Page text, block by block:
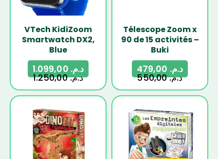
VTech KidiZoom
Smartwatch DX2,
Blue
د.م.1.250,00
د.م.
Télescope Zoom x
90 de 15 activités –
Buki
د.م.550,00
د.م.
-20% -13%